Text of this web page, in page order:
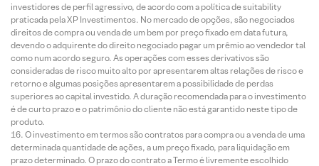
investidores de perfil agressivo, de acordo com a política de suitability
praticada pela XP Investimentos. No mercado de opções, são negociados
direitos de compra ou venda de um bem por preço fixado em data futura,
devendo o adquirente do direito negociado pagar um prêmio ao vendedor tal
como num acordo seguro. As operações com esses derivativos são
consideradas de risco muito alto por apresentarem altas relações de risco e
retorno e algumas posições apresentarem a possibilidade de perdas
superiores ao capital investido. A duração recomendada para o investimento
é de curto prazo e o patrimônio do cliente não está garantido neste tipo de
produto.
O investimento em termos são contratos para compra ou a venda de uma
determinada quantidade de ações, a um preço fixado, para liquidação em
prazo determinado. O prazo do contrato a Termo é livremente escolhido